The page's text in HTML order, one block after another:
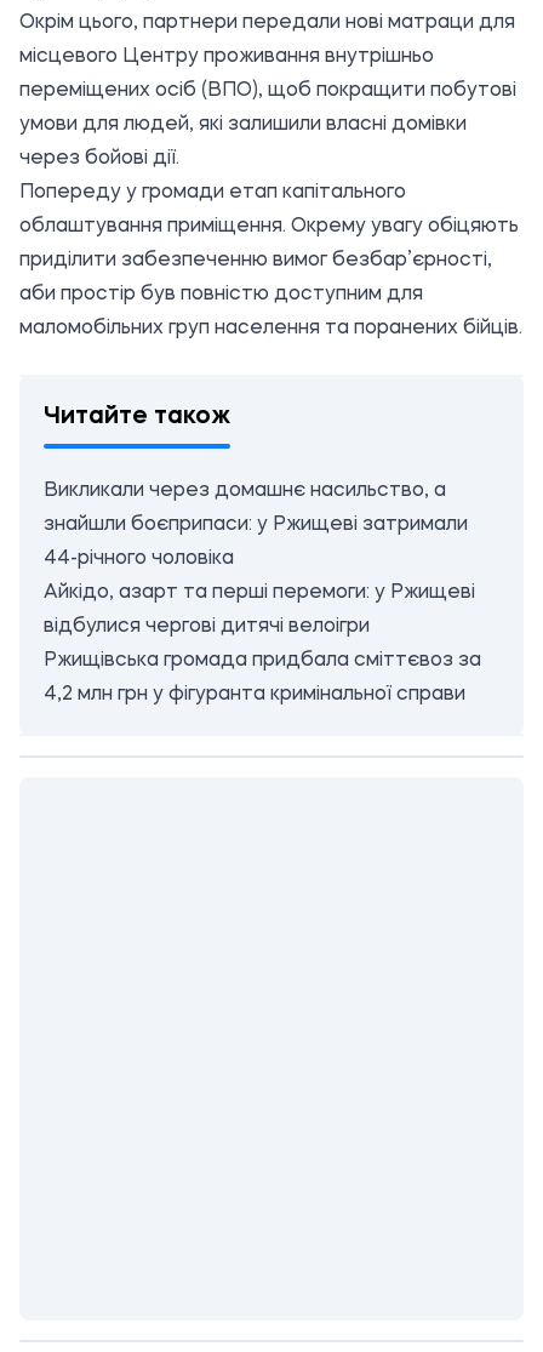
Окрім цього, партнери передали нові матраци для
місцевого Центру проживання внутрішньо
переміщених осіб (ВПО), щоб покращити побутові
умови для людей, які залишили власні домівки
через бойові дії.
Попереду у громади етап капітального
облаштування приміщення. Окрему увагу обіцяють
приділити забезпеченню вимог безбар’єрності,
аби простір був повністю доступним для
маломобільних груп населення та поранених бійців.
Читайте також
Викликали через домашнє насильство, а
знайшли боєприпаси: у Ржищеві затримали
44-річного чоловіка
Айкідо, азарт та перші перемоги: у Ржищеві
відбулися чергові дитячі велоігри
Ржищівська громада придбала сміттєвоз за
4,2 млн грн у фігуранта кримінальної справи